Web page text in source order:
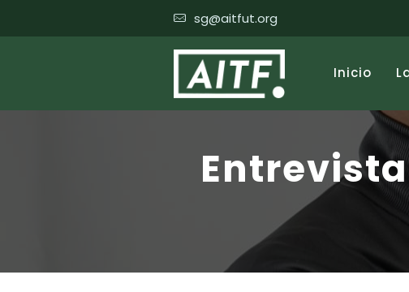
sg@aitfut.org
Inicio